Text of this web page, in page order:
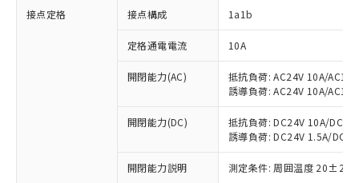
接点定格 接点構成 1a1b
定格通電電流 10A
開閉能力(AC)
抵抗負荷: AC24V 10A/
誘導負荷: AC24V 10A/
開閉能力(DC)
抵抗負荷: DC24V 10A/
誘導負荷: DC24V 1.5A/
開閉能力説明 測定条件: 周囲温度 20±2℃
ご利用条件
以下の条件をお読みいただき、同意のうえ
ご利用ください。
※1 対応状況
対応済み：EU RoHS指令（10物質）の
非含有に対応した製品が提供可能な商品で
対応予定：EU RoHS指令（10物質）の非含
有に対応した製品に切り替える予定のある
対応予定なし：EU RoHS指令（10物質）の
非含有に非対応の商品で、対応品を出す予